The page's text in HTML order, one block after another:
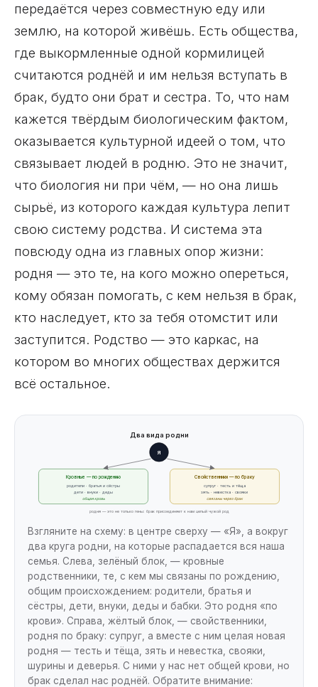
передаётся через совместную еду или
землю, на которой живёшь. Есть общества,
где выкормленные одной кормилицей
считаются роднёй и им нельзя вступать в
брак, будто они брат и сестра. То, что нам
кажется твёрдым биологическим фактом,
оказывается культурной идеей о том, что
связывает людей в родню. Это не значит,
что биология ни при чём, — но она лишь
сырьё, из которого каждая культура лепит
свою систему родства. И система эта
повсюду одна из главных опор жизни:
родня — это те, на кого можно опереться,
кому обязан помогать, с кем нельзя в брак,
кто наследует, кто за тебя отомстит или
заступится. Родство — это каркас, на
котором во многих обществах держится
всё остальное.
Два вида родни
Я
Кровные — по рождению
родители · братья и сёстры
дети · внуки · деды
общая кровь
Свойственники — по браку
супруг · тесть и тёща
зять · невестка · свояки
связаны через брак
родня — это не только гены: брак присоединяет к нам целый чужой род
Взгляните на схему: в центре сверху — «Я», а вокруг
два круга родни, на которые распадается вся наша
семья. Слева, зелёный блок, — кровные
родственники, те, с кем мы связаны по рождению,
общим происхождением: родители, братья и
сёстры, дети, внуки, деды и бабки. Это родня «по
крови». Справа, жёлтый блок, — свойственники,
родня по браку: супруг, а вместе с ним целая новая
родня — тесть и тёща, зять и невестка, свояки,
шурины и деверья. С ними у нас нет общей крови, но
брак сделал нас роднёй. Обратите внимание: